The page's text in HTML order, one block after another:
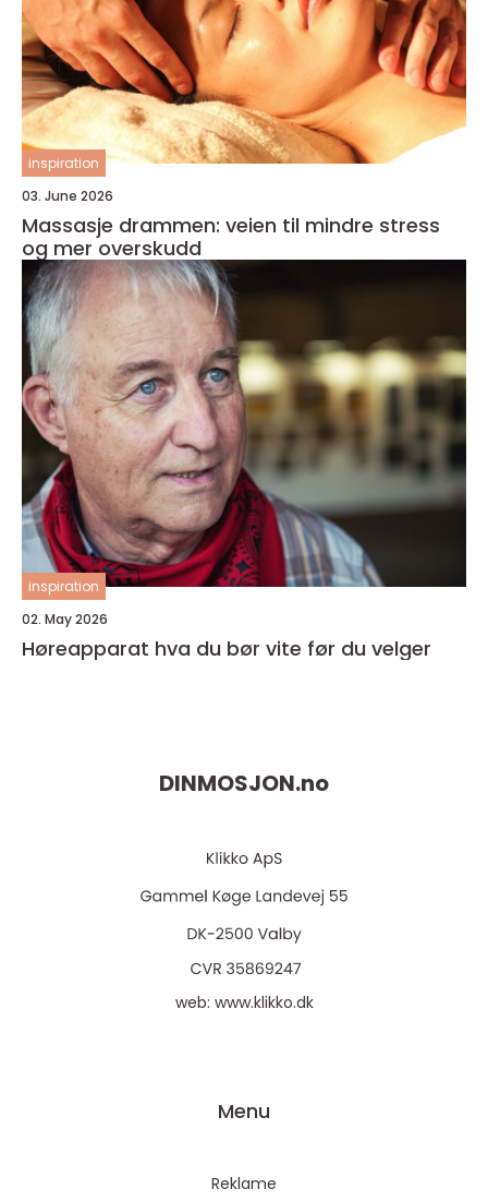
inspiration
03. June 2026
Massasje drammen: veien til mindre stress
og mer overskudd
inspiration
02. May 2026
Høreapparat hva du bør vite før du velger
DINMOSJON.no
web: www.klikko.dk
Menu
Reklame